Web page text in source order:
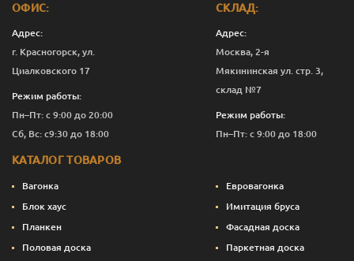
ОФИС:
Адрес:
г. Красногорск, ул.
Циалковского 17
Режим работы:
Пн–Пт: с 9:00 до 20:00
Сб, Вс: с9:30 до 18:00
СКЛАД:
Адрес:
Москва, 2-я
Мякининская ул. стр. 3,
склад №7
Режим работы:
Пн–Пт: с 9:00 до 18:00
КАТАЛОГ ТОВАРОВ
Вагонка
Евровагонка
Блок хаус
Имитация бруса
Планкен
Фасадная доска
Половая доска
Паркетная доска